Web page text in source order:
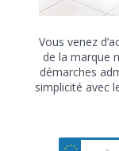
Vous venez
de la marque
démarches
simplicité avec